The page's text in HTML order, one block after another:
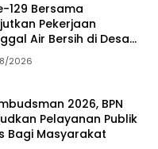
129 Bersama
Pekerjaan
Air Bersih di Desa
2026
2026, BPN
Pelayanan Publik
Bagi Masyarakat